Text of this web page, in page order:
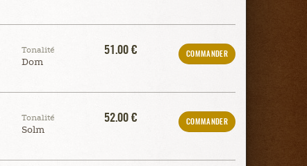
Tonalité
Dom
51.00 € COMMANDER
Tonalité
Solm
52.00 € COMMANDER